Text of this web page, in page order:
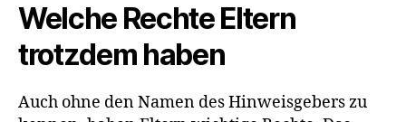
Welche Rechte Eltern
trotzdem haben
Auch ohne den Namen des Hinweisgebers zu